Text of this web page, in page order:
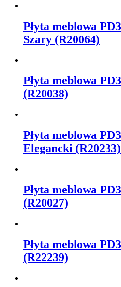
Płyta meblowa
Szary (R20064)
Płyta meblowa
(R20038)
Płyta meblowa
Elegancki (R20233)
Płyta meblowa
(R20027)
Płyta meblowa
(R22239)